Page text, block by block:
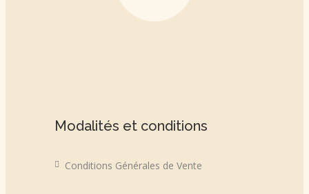
Modalités et conditions
Conditions Générales de Vente